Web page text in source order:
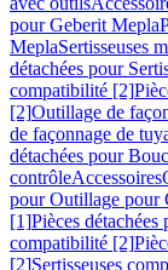
pour Geberit Mepla
MeplaSertisseuses
détachées pour
compatibilité [2]
[2]Outillage de
de façonnage de
détachées pour
contrôleAccessoires
pour Outillage pour
[1]Pièces
compatibilité [2]
[2]Sertisseuses